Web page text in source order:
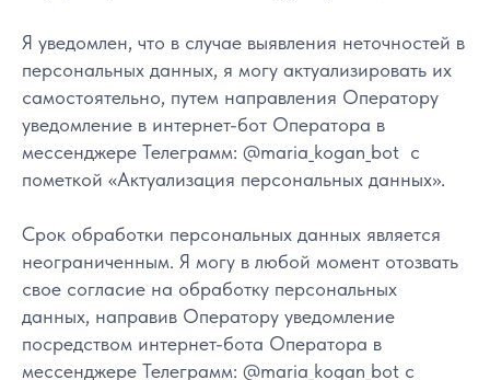
Я уведомлен, что в случае выявления неточностей в
персональных данных, я могу актуализировать их
самостоятельно, путем направления Оператору
уведомление в интернет-бот Оператора в
мессенджере Телеграмм: @maria_kogan_bot с
пометкой «Актуализация персональных данных».
Срок обработки персональных данных является
неограниченным. Я могу в любой момент отозвать
свое согласие на обработку персональных
данных, направив Оператору уведомление
посредством интернет-бота Оператора в
мессенджере Телеграмм: @maria_kogan_bot с